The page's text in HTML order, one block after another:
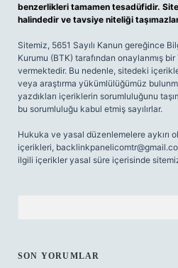
benzerlikleri tamamen tesadüfidir.
halindedir ve tavsiye niteliği
Sitemiz, 5651 Sayılı Kanun gereğince
Kurumu (BTK) tarafından onaylanmış
vermektedir. Bu nedenle, sitedeki
veya araştırma yükümlülüğümüz
yazdıkları içeriklerin sorumluluğunu
bu sorumluluğu kabul etmiş sayılırlar.
Hukuka ve yasal düzenlemelere aykırı
içerikleri,
ilgili içerikler yasal süre içerisinde
SON YORUMLAR